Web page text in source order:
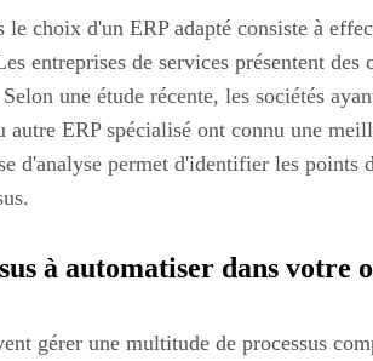
choix d'un ERP adapté consiste à
entreprises de services présentent des
une étude récente, les sociétés
autre ERP spécialisé ont connu une
d'analyse permet d'identifier les
à automatiser dans votre
gérer une multitude de processus